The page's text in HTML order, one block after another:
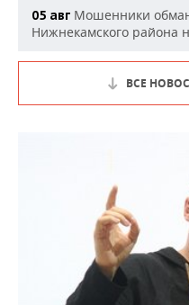
05 авг Мошенники
Нижнекамского района
ВСЕ